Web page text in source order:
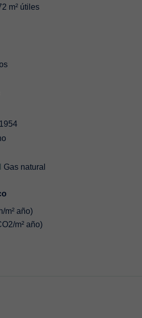
m² útiles
1954
Gas natural
m² año)
m² año)